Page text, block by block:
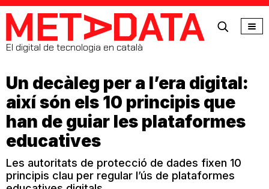
MetaData
El digital de tecnologia en català
Un decàleg per a l’era digital:
així són els 10 principis que
han de guiar les plataformes
educatives
Les autoritats de protecció de dades fixen 10
principis clau per regular l’ús de plataformes